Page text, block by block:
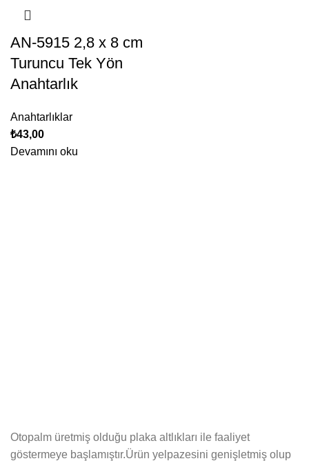
AN-5915 2,8 x 8 cm
Turuncu Tek Yön
Anahtarlık
Anahtarlıklar
₺43,00
Devamını oku
Otopalm üretmiş olduğu plaka altlıkları ile faaliyet
göstermeye başlamıştır.Ürün yelpazesini genişletmiş olup